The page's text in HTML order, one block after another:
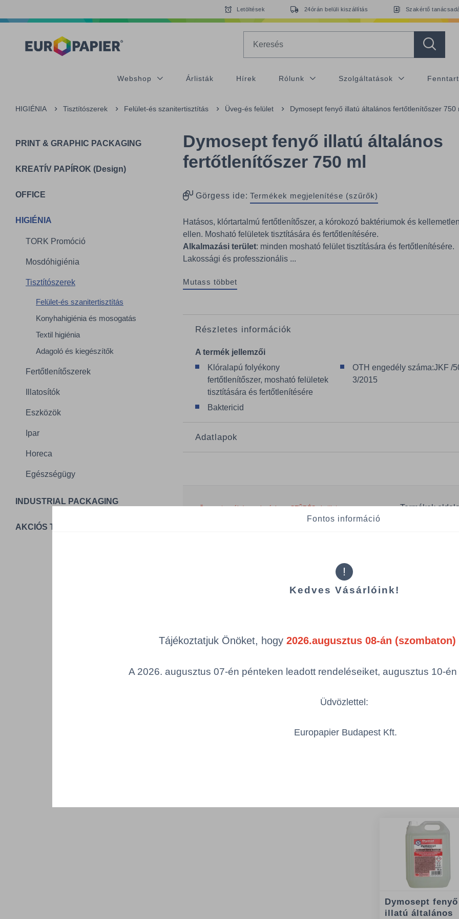
Letöltések 24órán belüli kiszállítás Szakértő
Webshop Árlisták Hírek Rólunk Szolgáltatások
HIGIÉNIA Tisztítószerek Felület-és szanitertisztítás Üveg-és felület Dymosept fenyő illatú általános fertőtlenítőszer 750
PRINT & GRAPHIC PACKAGING
KREATÍV PAPÍROK (Design)
OFFICE
HIGIÉNIA
TORK Promóció
Mosdóhigiénia
Tisztítószerek
Felület-és szanitertisztítás
Konyhahigiénia és mosogatás
Textil higiénia
Adagoló és kiegészítők
Fertőtlenítőszerek
Illatosítók
Eszközök
Ipar
Horeca
Egészségügy
INDUSTRIAL PACKAGING
AKCIÓS TERMÉKEK
Dymosept fenyő illatú általános
fertőtlenítőszer 750 ml
Görgess ide: Termékek megjelenítése (szűrők)
Hatásos, klórtartalmú fertőtlenítőszer, a kórokozó baktériumok és
ellen. Mosható felületek tisztítására és fertőtlenítésére.
Alkalmazási terület: minden mosható felület tisztítására és fertőtlenítésére.
Lakossági és professzionális ...
Mutass többet
Részletes információk
A termék jellemzői
Klóralapú folyékony
fertőtlenítőszer, mosható felületek
tisztítására és fertőtlenítésére
Baktericid
OTH engedély száma:JKF /
3/2015
Adatlapok
Összes termék (a rendezéshez - SZŰRÉS - kattints
Termékek
Dymosept fenyő
illatú általános
Fontos információ
!
Kedves Vásárlóink!
Tájékoztatjuk Önöket, hogy 2026.augusztus 08-án
A 2026. augusztus 07-én pénteken leadott rendeléseiket, augusztus 10-
Üdvözlettel:
Europapier Budapest Kft.